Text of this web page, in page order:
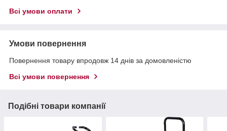
Всі умови оплати
Умови повернення
Повернення товару впродовж 14 днів за домовленістю
Всі умови повернення
Подібні товари компанії